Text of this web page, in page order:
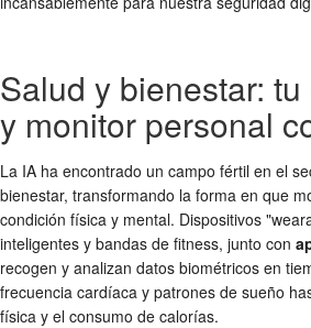
Salud y bienestar:
y monitor personal
La IA ha encontrado un campo fértil en el
bienestar, transformando la forma en que
condición física y mental. Dispositivos
inteligentes y bandas de fitness, junto con
recogen y analizan datos biométricos en
frecuencia cardíaca y patrones de sueño
física y el consumo de calorías.